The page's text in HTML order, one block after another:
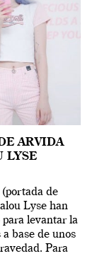
ARVIDA
LYSE
de
Lyse han
levantar la
base de unos
Para